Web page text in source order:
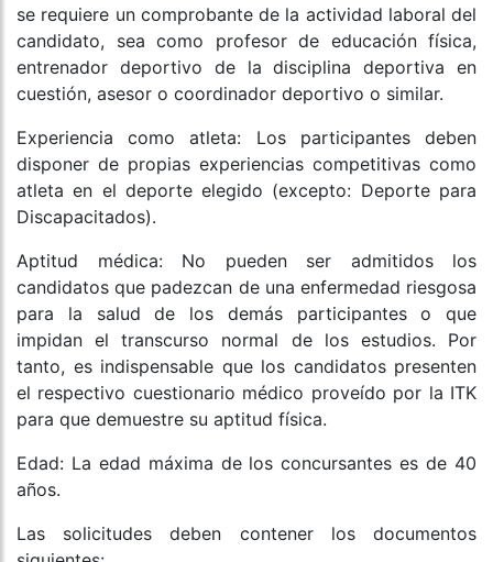
se requiere un comprobante de la actividad laboral del
candidato, sea como profesor de educación física,
entrenador deportivo de la disciplina deportiva en
cuestión, asesor o coordinador deportivo o similar.
Experiencia como atleta: Los participantes deben
disponer de propias experiencias competitivas como
atleta en el deporte elegido (excepto: Deporte para
Discapacitados).
Aptitud médica: No pueden ser admitidos los
candidatos que padezcan de una enfermedad riesgosa
para la salud de los demás participantes o que
impidan el transcurso normal de los estudios. Por
tanto, es indispensable que los candidatos presenten
el respectivo cuestionario médico proveído por la ITK
para que demuestre su aptitud física.
Edad: La edad máxima de los concursantes es de 40
años.
Las solicitudes deben contener los documentos